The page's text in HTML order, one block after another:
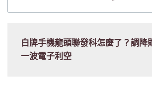
白牌手機龍頭聯發科怎麼了？調降
一波電子利空